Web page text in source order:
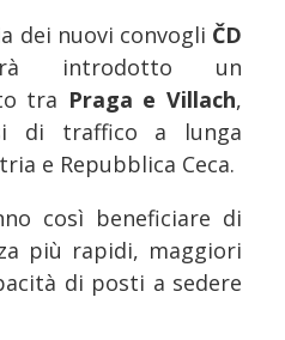
dei nuovi convogli ČD
introdotto un
tra Praga e Villach,
di traffico a lunga
e Repubblica Ceca.
così beneficiare di
più rapidi, maggiori
di posti a sedere